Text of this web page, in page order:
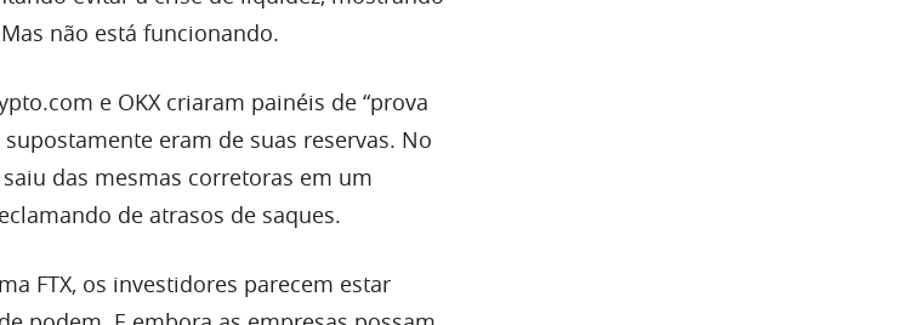
não está funcionando.
e OKX criaram painéis de “prova
eram de suas reservas. No
das mesmas corretoras em um
de atrasos de saques.
FTX, os investidores parecem estar